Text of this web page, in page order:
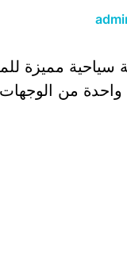
سياحية مميزة
واحدة من